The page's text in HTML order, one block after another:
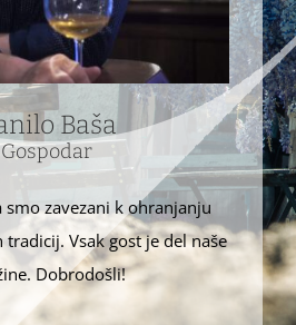
Baša
Gospodar
smo zavezani k ohranjanju
Vsak gost je del naše
Dobrodošli!